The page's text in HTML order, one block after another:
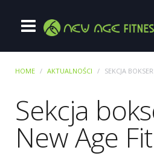
HOME AKTUALNOŚCI SEKCJA
Sekcja
New Age